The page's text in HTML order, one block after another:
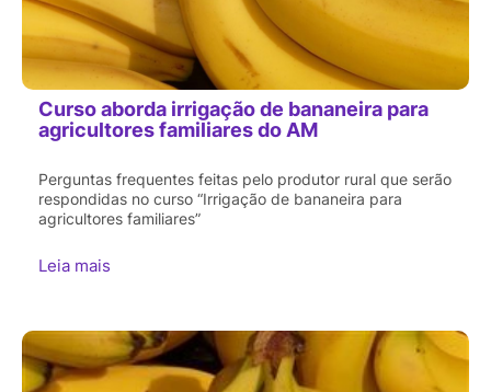
Curso aborda irrigação de bananeira para
agricultores familiares do AM
Perguntas frequentes feitas pelo produtor rural que serão
respondidas no curso “Irrigação de bananeira para
agricultores familiares”
Leia mais